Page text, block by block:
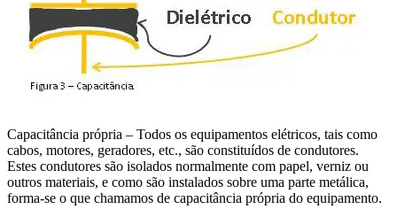
Capacitância própria – Todos os equipamentos elétricos, tais como
cabos, motores, geradores, etc., são constituídos de condutores.
Estes condutores são isolados normalmente com papel, verniz ou
outros materiais, e como são instalados sobre uma parte metálica,
forma-se o que chamamos de capacitância própria do equipamento.